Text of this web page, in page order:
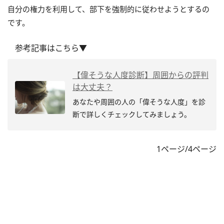
自分の権力を利用して、部下を強制的に従わせようとするの
です。
参考記事はこちら▼
【偉そうな人度診断】周囲からの評判
は大丈夫？
あなたや周囲の人の「偉そうな人度」を診
断で詳しくチェックしてみましょう。
1ページ/4ページ